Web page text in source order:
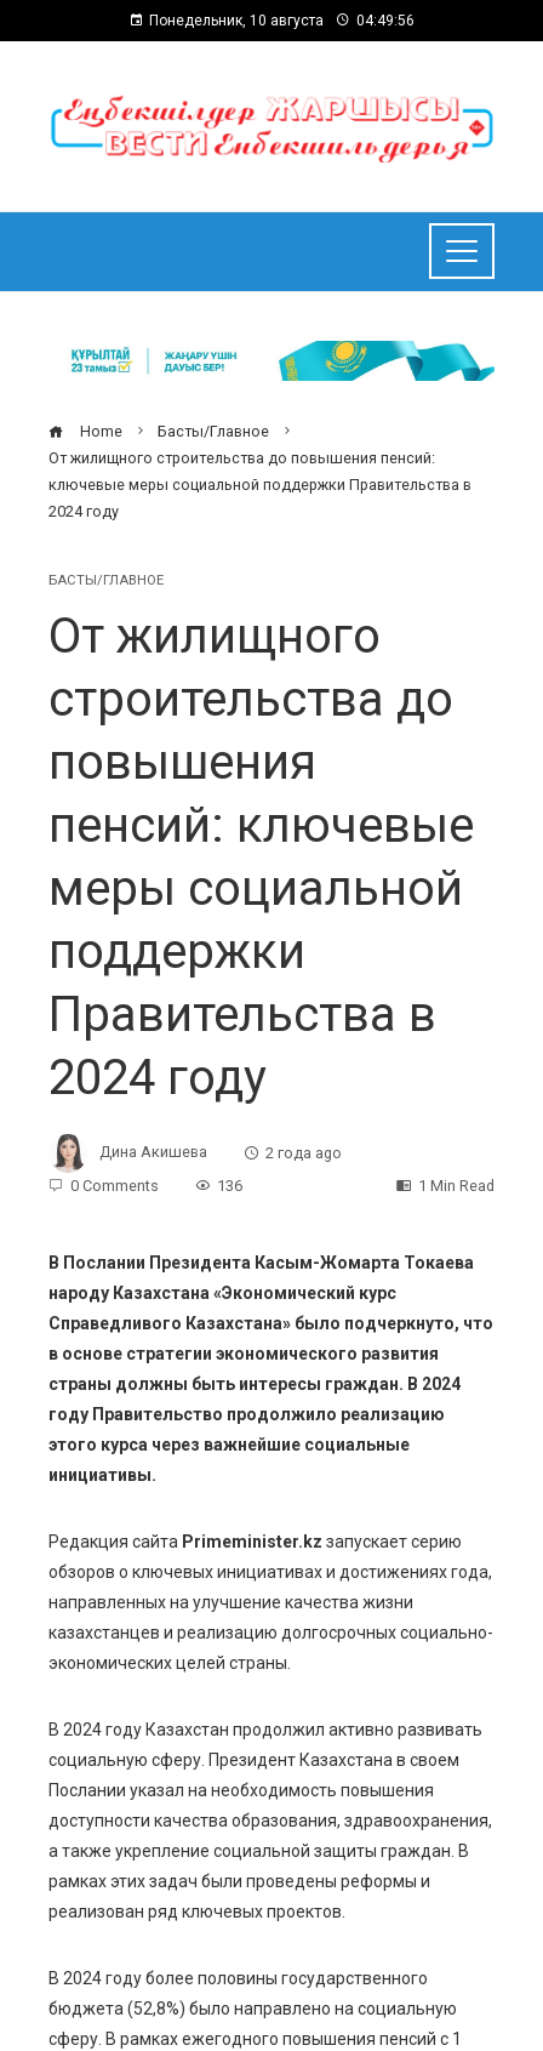
Понедельник, 10 августа 04:49:57
Home
Басты/Главное
От жилищного строительства до повышения пенсий:
ключевые меры социальной поддержки Правительства в
2024 году
БАСТЫ/ГЛАВНОЕ
От жилищного
строительства до
повышения
пенсий: ключевые
меры социальной
поддержки
Правительства в
2024 году
Дина Акишева
2 года ago
0 Comments
136 1 Min Read
В Послании Президента Касым-Жомарта Токаева
народу Казахстана «Экономический курс
Справедливого Казахстана» было подчеркнуто, что
в основе стратегии экономического развития
страны должны быть интересы граждан. В 2024
году Правительство продолжило реализацию
этого курса через важнейшие социальные
инициативы.
Редакция сайта Primeminister.kz запускает серию
обзоров о ключевых инициативах и достижениях года,
направленных на улучшение качества жизни
казахстанцев и реализацию долгосрочных социально-
экономических целей страны.
В 2024 году Казахстан продолжил активно развивать
социальную сферу. Президент Казахстана в своем
Послании указал на необходимость повышения
доступности качества образования, здравоохранения,
а также укрепление социальной защиты граждан. В
рамках этих задач были проведены реформы и
реализован ряд ключевых проектов.
В 2024 году более половины государственного
бюджета (52,8%) было направлено на социальную
сферу. В рамках ежегодного повышения пенсий с 1